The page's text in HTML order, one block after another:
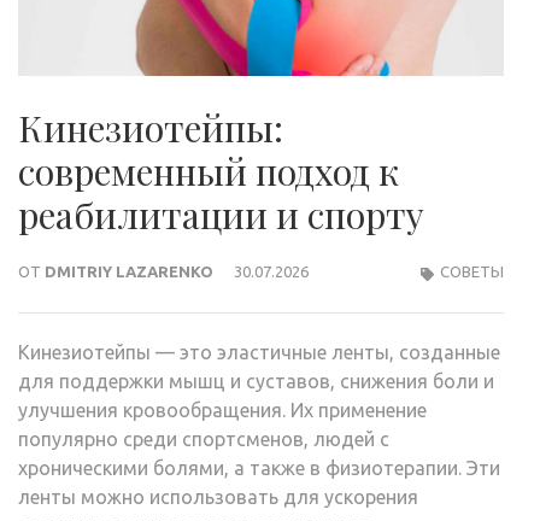
Кинезиотейпы:
современный подход к
реабилитации и спорту
ОТ DMITRIY LAZARENKO 30.07.2026 СОВЕТЫ
Кинезиотейпы — это эластичные ленты, созданные
для поддержки мышц и суставов, снижения боли и
улучшения кровообращения. Их применение
популярно среди спортсменов, людей с
хроническими болями, а также в физиотерапии. Эти
ленты можно использовать для ускорения